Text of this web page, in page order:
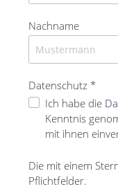
Nachname
Datenschutz *
Ich habe die
Kenntnis
mit ihnen
Die mit einem
Pflichtfelder.